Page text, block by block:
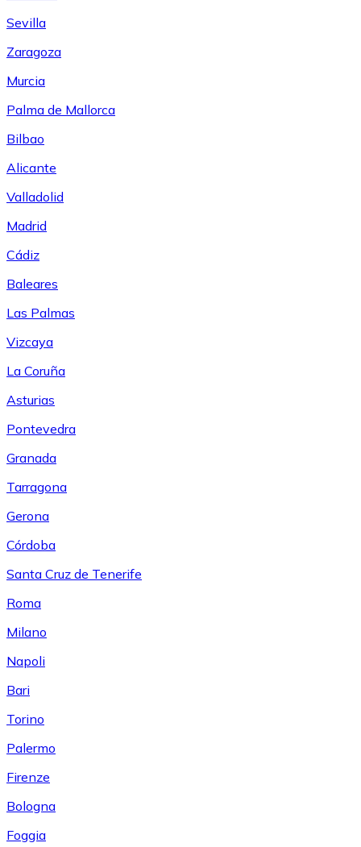
Sevilla
Zaragoza
Murcia
Palma de Mallorca
Bilbao
Alicante
Valladolid
Madrid
Cádiz
Baleares
Las Palmas
Vizcaya
La Coruña
Asturias
Pontevedra
Granada
Tarragona
Gerona
Córdoba
Santa Cruz de Tenerife
Roma
Milano
Napoli
Bari
Torino
Palermo
Firenze
Bologna
Foggia